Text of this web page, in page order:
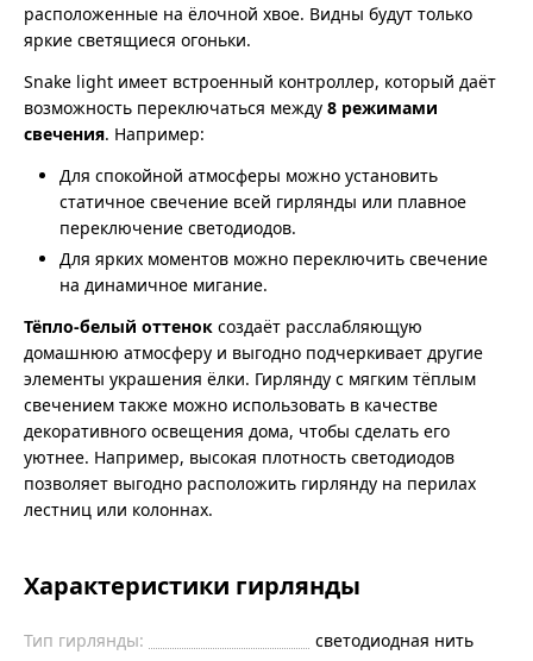
расположенные на ёлочной хвое. Видны будут только
яркие светящиеся огоньки.
Snake light имеет встроенный контроллер, который даёт
возможность переключаться между 8 режимами
свечения. Например:
Для спокойной атмосферы можно установить
статичное свечение всей гирлянды или плавное
переключение светодиодов.
Для ярких моментов можно переключить свечение
на динамичное мигание.
Тёпло-белый оттенок создаёт расслабляющую
домашнюю атмосферу и выгодно подчеркивает другие
элементы украшения ёлки. Гирлянду с мягким тёплым
свечением также можно использовать в качестве
декоративного освещения дома, чтобы сделать его
уютнее. Например, высокая плотность светодиодов
позволяет выгодно расположить гирлянду на перилах
лестниц или колоннах.
Характеристики гирлянды
Тип гирлянды:
светодиодная нить